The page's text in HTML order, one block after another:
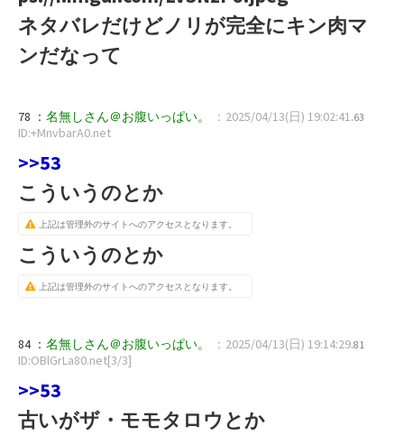
ネタバレだけどノリが完全にキン肉マ
ンだなって
78 ： 名無しさん＠お腹いっぱい。 ：2025/04/13(日) 19:02:41 .63
ID:+MnvbarA0.net
>>53
こういうのとか
上記は管理外のサイトへのアクセスとなります。
こういうのとか
上記は管理外のサイトへのアクセスとなります。
84 ： 名無しさん＠お腹いっぱい。 ：2025/04/13(日) 19:14:29.81
ID:OBlGrLa80.net[3/3]
>>53
古いがザ・モモタロウとか